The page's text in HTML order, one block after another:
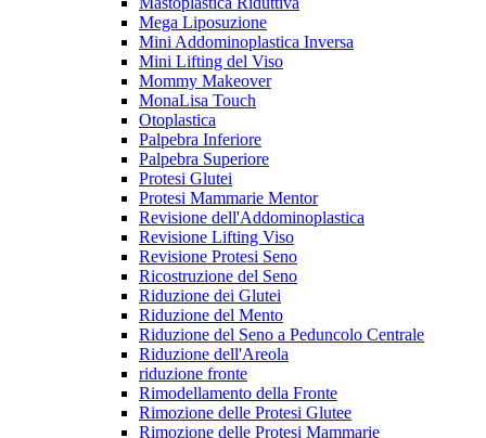
Mega Liposuzione
Mini Addominoplastica Inversa
Mini Lifting del Viso
Mommy Makeover
MonaLisa Touch
Otoplastica
Palpebra Inferiore
Palpebra Superiore
Protesi Glutei
Protesi Mammarie Mentor
Revisione dell'Addominoplastica
Revisione Lifting Viso
Revisione Protesi Seno
Ricostruzione del Seno
Riduzione dei Glutei
Riduzione del Mento
Riduzione del Seno a Peduncolo Centrale
Riduzione dell'Areola
riduzione fronte
Rimodellamento della Fronte
Rimozione delle Protesi Glutee
Rimozione delle Protesi Mammarie